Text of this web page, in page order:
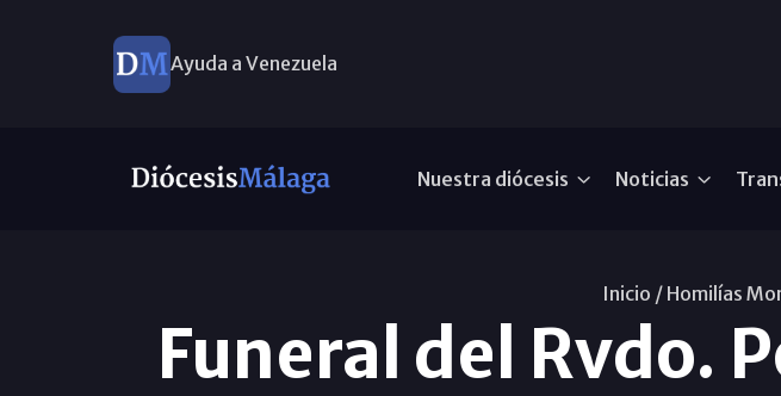
Ayuda a Venezuela
Nuestra diócesis Noticias
Inicio / Homilías
Funeral del Rvdo.